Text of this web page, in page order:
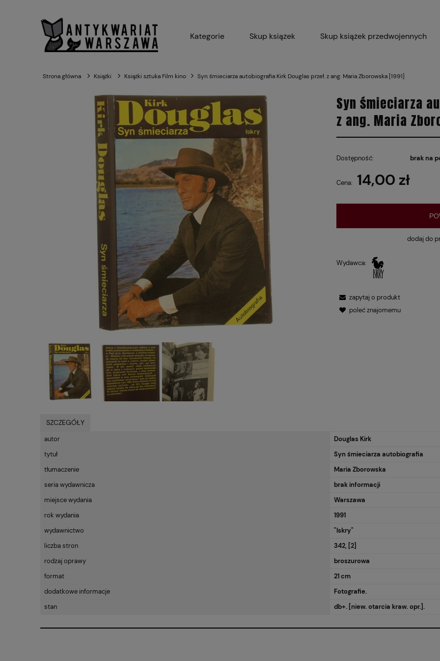
Kategorie Skup książek Skup książek przedwojennych
Strona główna Książki Książki sztuka Film kino Syn śmieciarza autobiografia Kirk Douglas przeł. z ang. Maria Zborowska [1991]
Syn śmieciarza
z ang. Maria
Dostępność: brak na
Cena: 14,00 zł
dodaj do
Wydawca:
zapytaj o produkt
poleć znajomemu
SZCZEGÓŁY
autor
Douglas Kirk
tytuł
Syn śmieciarza autobiografia
tłumaczenie
Maria Zborowska
seria wydawnicza
brak informacji
miejsce wydania
Warszawa
rok wydania
1991
wydawnictwo
"Iskry"
liczba stron
342, [2]
rodzaj oprawy
broszurowa
format
21 cm
dodatkowe informacje
Fotografie.
stan
db+. [niew. otarcia kraw. opr.].